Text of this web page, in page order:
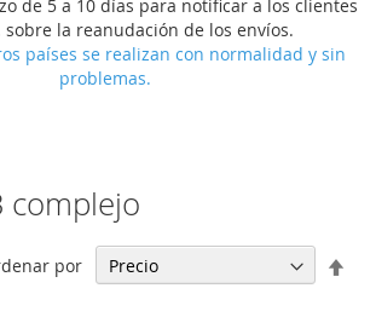
de 5 a 10 días para notificar a los clientes
sobre la reanudación de los envíos.
países se realizan con normalidad y sin
problemas.
complejo
por